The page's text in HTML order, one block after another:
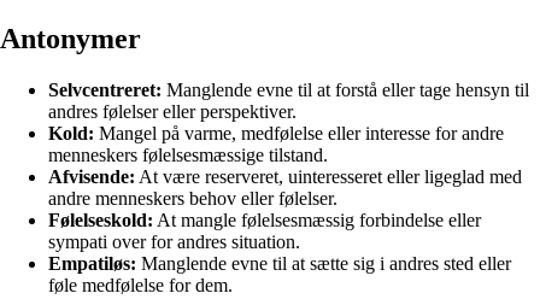
Antonymer
Selvcentreret: Manglende evne til at forstå eller tage hensyn til
andres følelser eller perspektiver.
Kold: Mangel på varme, medfølelse eller interesse for andre
menneskers følelsesmæssige tilstand.
Afvisende: At være reserveret, uinteresseret eller ligeglad med
andre menneskers behov eller følelser.
Følelseskold: At mangle følelsesmæssig forbindelse eller
sympati over for andres situation.
Empatiløs: Manglende evne til at sætte sig i andres sted eller
føle medfølelse for dem.